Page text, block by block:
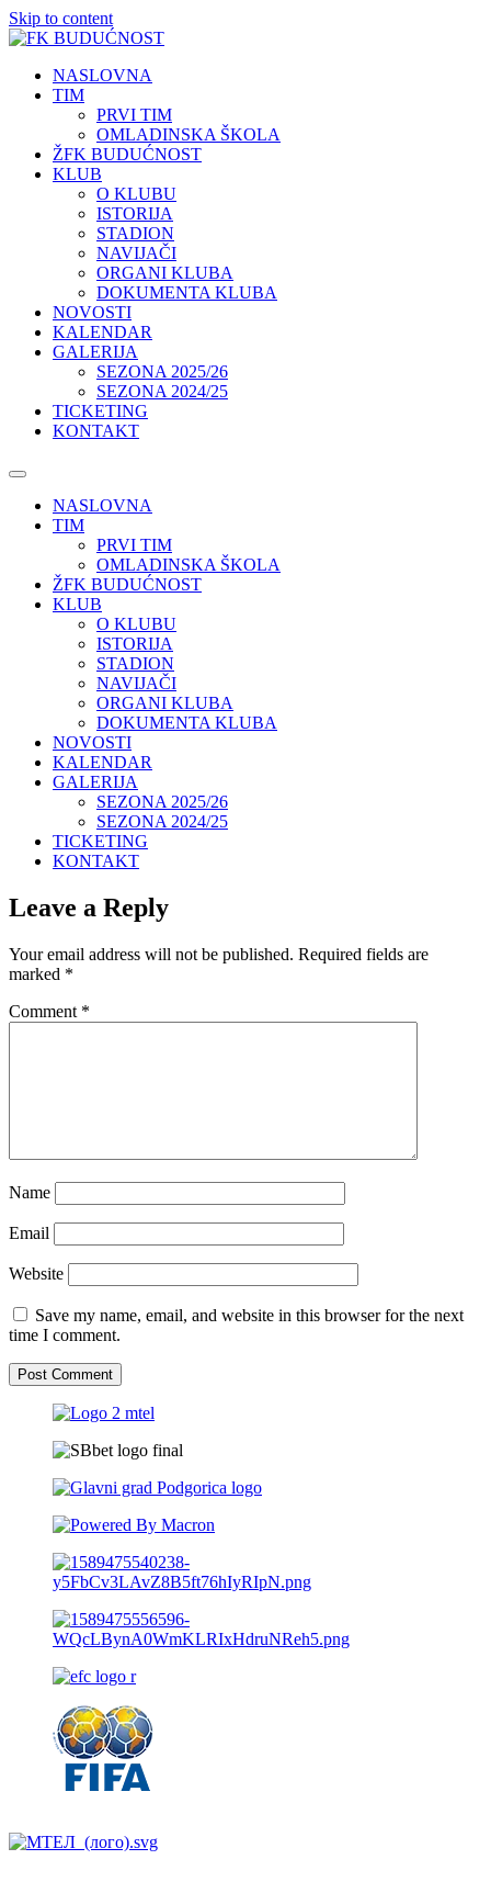
Skip to content
NASLOVNA
TIM
PRVI TIM
OMLADINSKA ŠKOLA
ŽFK BUDUĆNOST
KLUB
O KLUBU
ISTORIJA
STADION
NAVIJAČI
ORGANI KLUBA
DOKUMENTA KLUBA
NOVOSTI
KALENDAR
GALERIJA
SEZONA 2025/26
SEZONA 2024/25
TICKETING
KONTAKT
NASLOVNA
TIM
PRVI TIM
OMLADINSKA ŠKOLA
ŽFK BUDUĆNOST
KLUB
O KLUBU
ISTORIJA
STADION
NAVIJAČI
ORGANI KLUBA
DOKUMENTA KLUBA
NOVOSTI
KALENDAR
GALERIJA
SEZONA 2025/26
SEZONA 2024/25
TICKETING
KONTAKT
Leave a Reply
Your email address will not be published. Required fields are
marked *
Comment *
Name
Email
Website
Save my name, email, and website in this browser for the next
time I comment.